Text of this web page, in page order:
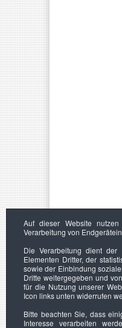
Auf dieser Website
Verarbeitung von
Die Verarbeitung dient der
Elementen Dritter, der
sowie der Einbindung
Dritte weitergegeben und
für die Nutzung unserer
Icon links unten widerrufen
Bitte beachten Sie, dass
Interesse verarbeiten